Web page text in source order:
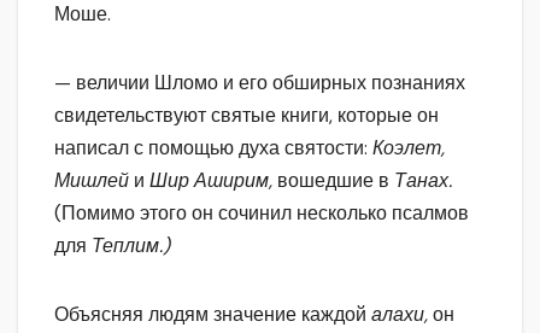
Моше.
— величии Шломо и его обширных познаниях
свидетельствуют святые книги, которые он
написал с помощью духа святости: Коэлет,
Мишлей и Шир Аширим, вошедшие в Танах.
(Помимо этого он сочинил несколько псалмов
для Теплим.)
Объясняя людям значение каждой алахи,он